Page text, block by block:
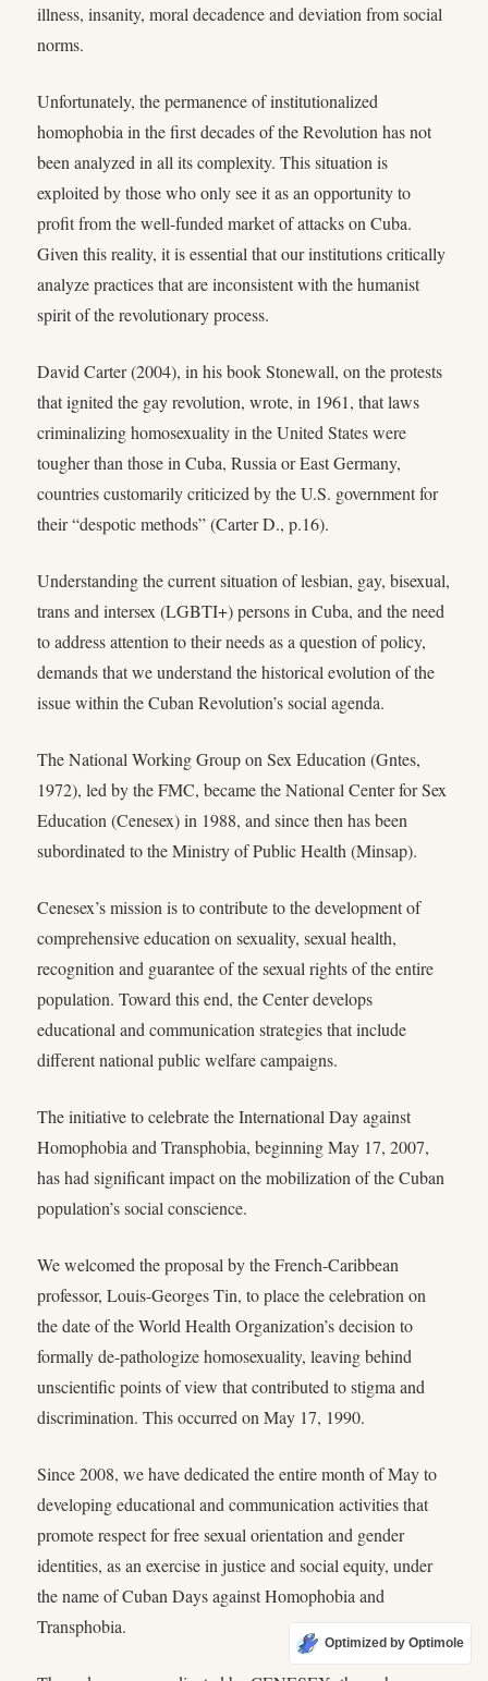
illness, insanity, moral decadence and deviation from social
norms.
Unfortunately, the permanence of institutionalized
homophobia in the first decades of the Revolution has not
been analyzed in all its complexity. This situation is
exploited by those who only see it as an opportunity to
profit from the well-funded market of attacks on Cuba.
Given this reality, it is essential that our institutions critically
analyze practices that are inconsistent with the humanist
spirit of the revolutionary process.
David Carter (2004), in his book Stonewall, on the protests
that ignited the gay revolution, wrote, in 1961, that laws
criminalizing homosexuality in the United States were
tougher than those in Cuba, Russia or East Germany,
countries customarily criticized by the U.S. government for
their “despotic methods” (Carter D., p.16).
Understanding the current situation of lesbian, gay, bisexual,
trans and intersex (LGBTI+) persons in Cuba, and the need
to address attention to their needs as a question of policy,
demands that we understand the historical evolution of the
issue within the Cuban Revolution’s social agenda.
The National Working Group on Sex Education (Gntes,
1972), led by the FMC, became the National Center for Sex
Education (Cenesex) in 1988, and since then has been
subordinated to the Ministry of Public Health (Minsap).
Cenesex’s mission is to contribute to the development of
comprehensive education on sexuality, sexual health,
recognition and guarantee of the sexual rights of the entire
population. Toward this end, the Center develops
educational and communication strategies that include
different national public welfare campaigns.
The initiative to celebrate the International Day against
Homophobia and Transphobia, beginning May 17, 2007,
has had significant impact on the mobilization of the Cuban
population’s social conscience.
We welcomed the proposal by the French-Caribbean
professor, Louis-Georges Tin, to place the celebration on
the date of the World Health Organization’s decision to
formally de-pathologize homosexuality, leaving behind
unscientific points of view that contributed to stigma and
discrimination. This occurred on May 17, 1990.
Since 2008, we have dedicated the entire month of May to
developing educational and communication activities that
promote respect for free sexual orientation and gender
identities, as an exercise in justice and social equity, under
the name of Cuban Days against Homophobia and
Transphobia.
Optimized by Optimole